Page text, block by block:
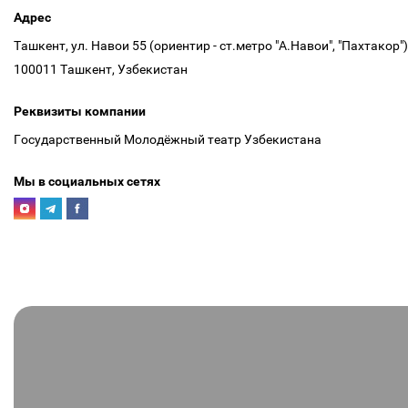
Адрес
Ташкент, ул. Навои 55 (ориентир - ст.метро "А.Навои",
100011 Ташкент, Узбекистан
Реквизиты компании
Государственный Молодёжный театр Узбекистана
Мы в социальных сетях